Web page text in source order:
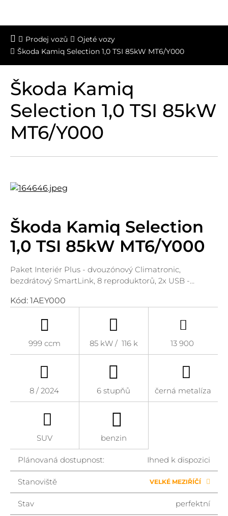
Prodej vozů
Ojeté vozy
Škoda Kamiq Selection 1,0 TSI 85kW MT6/Y000
Škoda Kamiq
Selection 1,0 TSI 85kW
MT6/Y000
Škoda Kamiq Selection
1,0 TSI 85kW MT6/Y000
Paket Interiér Plus - dvouzónový Climatronic,
bezdrátový SmartLink, 8 reproduktorů, 2x USB -…
Kód: 1AEY000
999 ccm 85 kW / 116 k 13 900
8 / 2024 6 stupňů černá metalíza
SUV benzin
Plánovaná dostupnost: Ihned k dispozici
Stanoviště VELKÉ MEZIŘÍČÍ
Stav perfektní